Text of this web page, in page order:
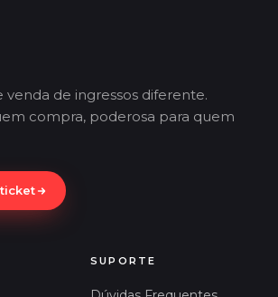
de ingressos diferente.
compra, poderosa para quem
SUPORTE